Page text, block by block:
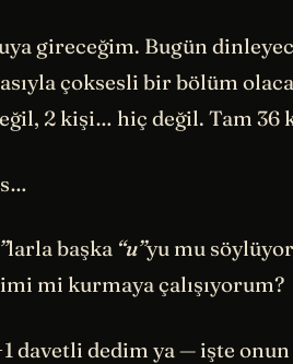
gireceğim. Bugün
çoksesli bir bölüm
2 kişi… hiç değil. Tam 36
larla başka “u”yu mu
mi kurmaya çalışıyorum?
davetli dedim ya — işte onun